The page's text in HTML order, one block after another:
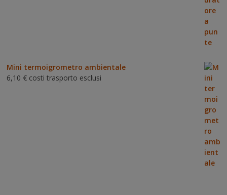
Mini termoigrometro ambientale
6,10 € costi trasporto esclusi